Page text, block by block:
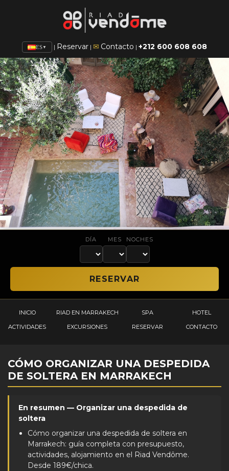
ES▼ | Reservar | ✉ Contacto | +212 600 608 608
DÍA MES NOCHES
INICIO RIAD EN MARRAKECH SPA
HOTEL
ACTIVIDADES
EXCURSIONES RESERVAR CONTACTO
CÓMO ORGANIZAR UNA DESPEDIDA
DE SOLTERA EN MARRAKECH
En resumen — Organizar una despedida de
soltera
Cómo organizar una despedida de soltera en
Marrakech: guía completa con presupuesto,
actividades, alojamiento en el Riad Vendôme.
Desde 189€/chica.